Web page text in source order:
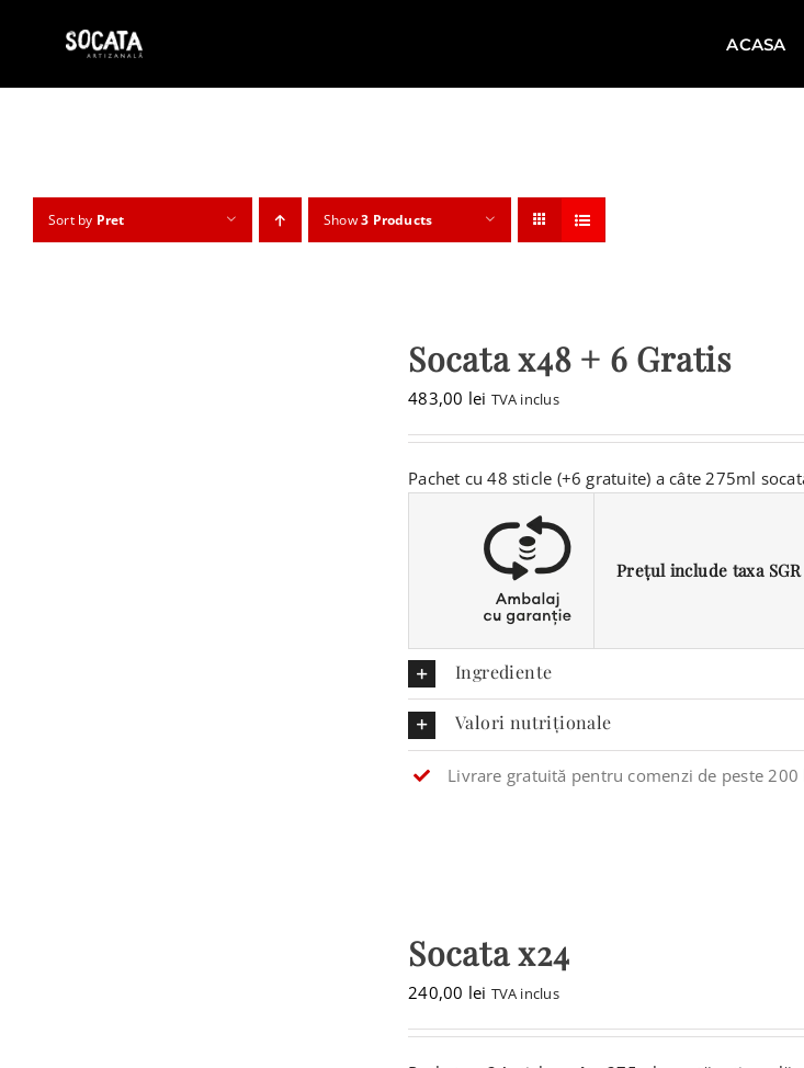
ACASA
Sort by Pret Show3 Products
Socata x48 + 6 Gratis
483,00 lei TVA inclus
Pachet cu 48 sticle (+6 gratuite) a câte 275ml
Prețul include taxa
Ingrediente
Valori nutriționale
Livrare gratuită pentru comenzi de peste 200
Socata x24
240,00 lei TVA inclus